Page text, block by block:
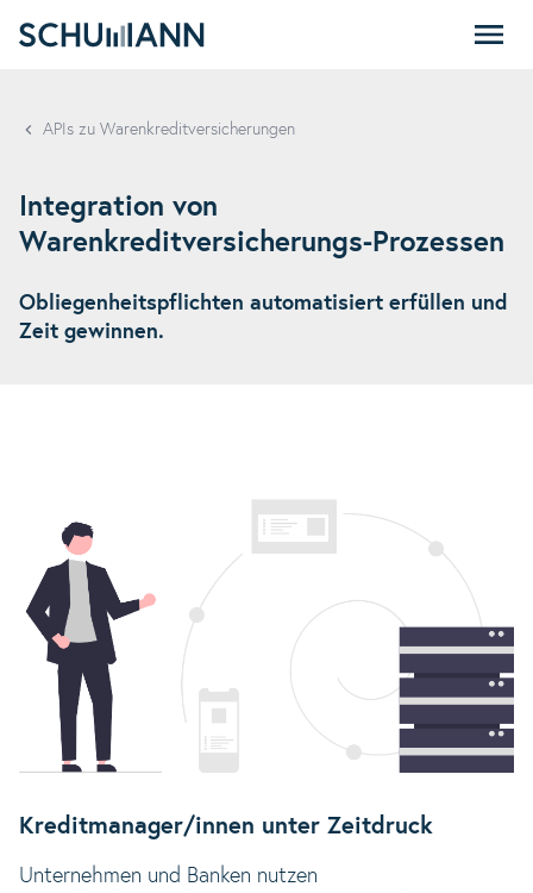
APIs zu Warenkreditversicherungen
Integration von
Warenkreditversicherungs-Prozessen
Obliegenheitspflichten automatisiert erfüllen und
Zeit gewinnen.
Kreditmanager/innen unter Zeitdruck
Unternehmen und Banken nutzen